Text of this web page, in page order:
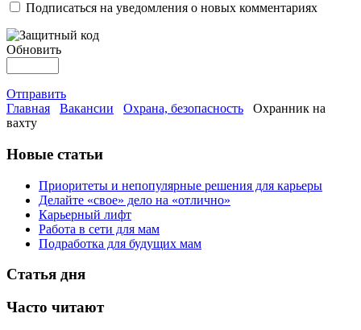
Подписаться на уведомления о новых комментариях
Обновить
Отправить
Главная
Вакансии Охрана, безопасность
Охранник на
вахту
Новые статьи
Приоритеты и непопулярные решения для карьеры
Делайте «свое» дело на «отлично»
Карьерный лифт
Работа в сети для мам
Подработка для будущих мам
Статья дня
Часто читают